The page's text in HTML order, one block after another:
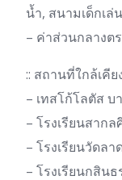
น้ำ, สนามเด็กเ
– ค่าส่วนกลางต
:: สถานที่ใกล้เคีย
– เทสโก้โลตัส บ
– โรงเรียนสาก
– โรงเรียนวัดล
– โรงเรียนกสิน